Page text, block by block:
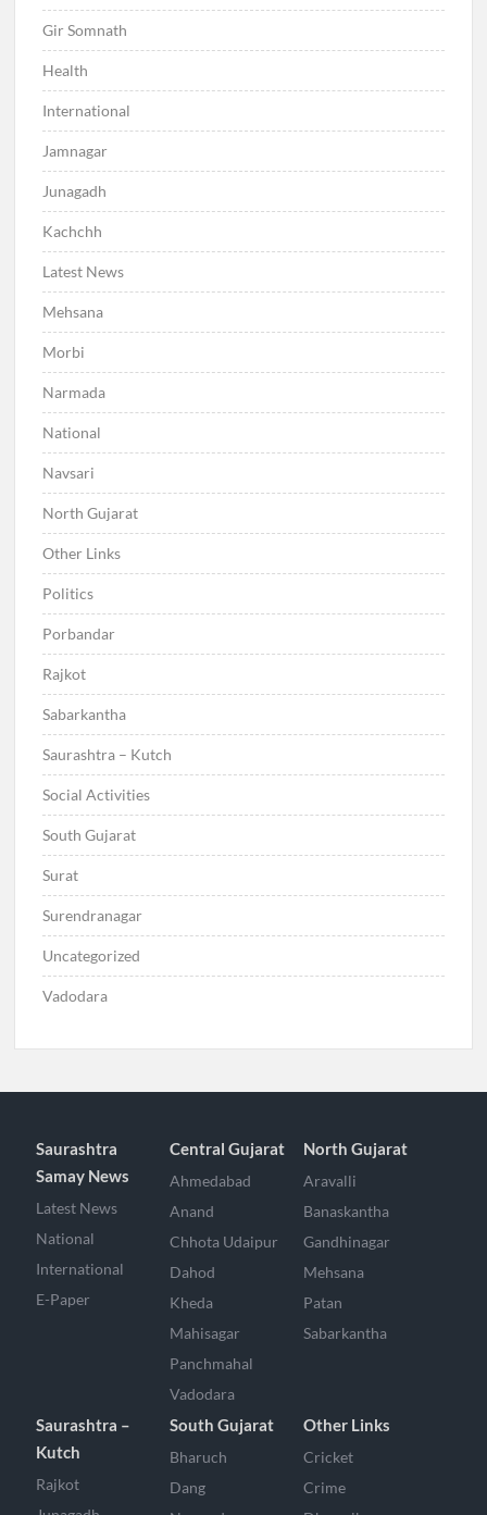
Gir Somnath
Health
International
Jamnagar
Junagadh
Kachchh
Latest News
Mehsana
Morbi
Narmada
National
Navsari
North Gujarat
Other Links
Politics
Porbandar
Rajkot
Sabarkantha
Saurashtra – Kutch
Social Activities
South Gujarat
Surat
Surendranagar
Uncategorized
Vadodara
Saurashtra
Samay News
Latest News
National
International
E-Paper
Central Gujarat
Ahmedabad
Anand
Chhota Udaipur
Dahod
Kheda
Mahisagar
Panchmahal
Vadodara
North Gujarat
Aravalli
Banaskantha
Gandhinagar
Mehsana
Patan
Sabarkantha
Saurashtra –
Kutch
Rajkot
South Gujarat
Bharuch
Dang
Other Links
Cricket
Crime